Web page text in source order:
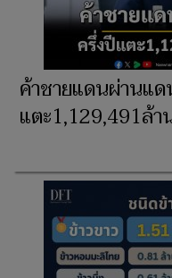
ค้าชายแดนผ่านแ
แตะ1,129,491ล้า